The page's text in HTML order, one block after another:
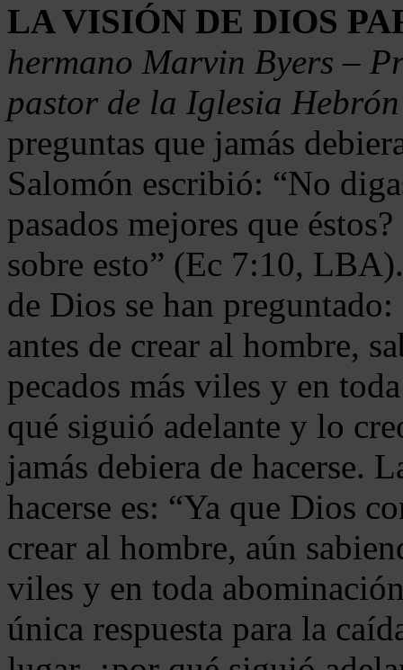
LA VISIÓN DE DIOS
hermano Marvin Byers –
pastor de la Iglesia
preguntas que jamás
Salomón escribió: “No
pasados mejores que
sobre esto” (Ec 7:10,
de Dios se han
antes de crear al hombre,
pecados más viles y en
qué siguió adelante y lo
jamás debiera de hacerse.
hacerse es: “Ya que Dios
crear al hombre, aún
viles y en toda
única respuesta para la